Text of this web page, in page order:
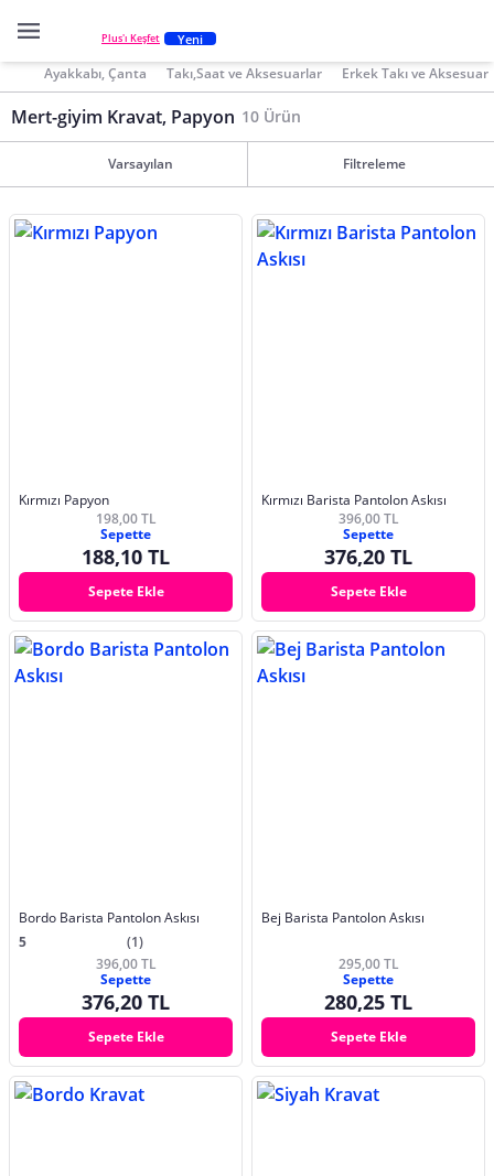
Plus'ı Keşfet Yeni
Ayakkabı, Çanta Takı,Saat ve Aksesuarlar Erkek Takı ve Aksesuar
Mert-giyim Kravat, Papyon 10 Ürün
Varsayılan Filtreleme
Kırmızı Papyon
198,00 TL
Sepette
188,10 TL
Sepete Ekle
Kırmızı Barista Pantolon Askısı
396,00 TL
Sepette
376,20 TL
Sepete Ekle
Bordo Barista Pantolon Askısı
5
(1)
396,00 TL
Sepette
376,20 TL
Sepete Ekle
Bej Barista Pantolon Askısı
295,00 TL
Sepette
280,25 TL
Sepete Ekle